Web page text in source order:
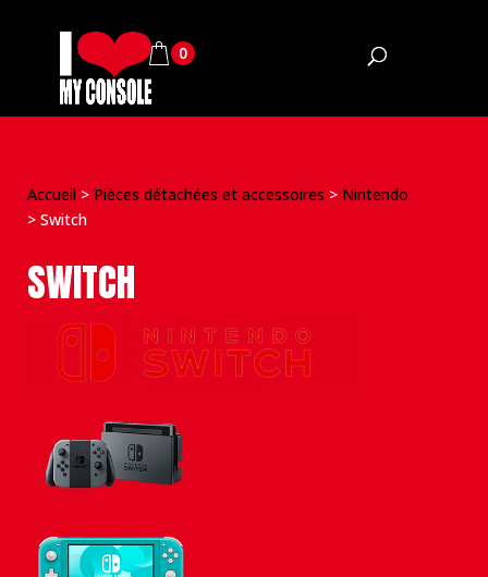
0
Accueil > Pièces détachées et accessoires > Nintendo
> Switch
SWITCH